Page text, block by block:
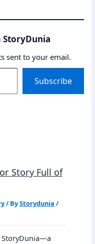
sent to your email.
Subscribe
Story Full of
/ ByStorydunia /
StoryDunia—a